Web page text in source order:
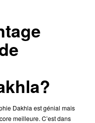
Dakhla est génial mais
meilleure. C’est dans